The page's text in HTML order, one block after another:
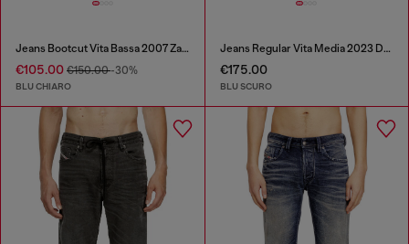
Jeans Bootcut Vita Bassa 2007 Zatiny
€105.00 €150.00-30%
BLU CHIARO
Jeans Regular Vita Media 2023 D-Finitive
€175.00
BLU SCURO